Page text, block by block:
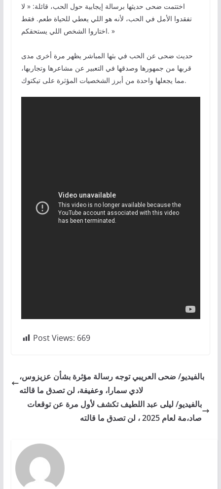
اختتمت ضحى حديثها برسالة إيجابية حول الحب، قائلة: « لا
تفقدوا الأمل في الحب، لأنه هو اللي يعطي للحياة طعم. فقط
اختاروا الشخص اللي يستحقكم. »
حديث ضحى عن الحب في بثها المباشر يظهر مرة أخرى مدى
قربها من جمهورها وصدقها في التعبير عن مشاعرها وتجاربها،
مما يجعلها واحدة من أبرز الشخصيات المؤثرة على تيكتوك.
Post Views: 669
بالفيديو/ ضحى العريبي توجه رسالة مؤثرة بشأن عزيزوس،
لادي سمارا، وعفيفة، لن تصدق ما قالته
بالفيديو/ ليلى عبد اللطيف تكشف لأول مرة عن توقعات
صاد،مة لعام 2025 ، لن تصدق ما قالته